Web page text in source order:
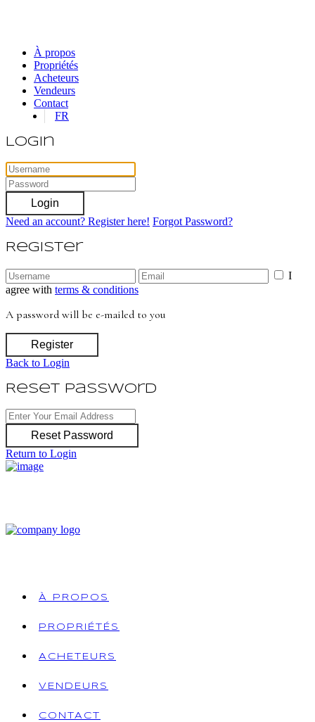
À propos
Propriétés
Acheteurs
Vendeurs
Contact
FR
Login
Login
Need an account? Register here! Forgot Password?
Register
I
agree with terms & conditions
A password will be e-mailed to you
Register
Back to Login
Reset Password
Reset Password
Return to Login
À PROPOS
PROPRIÉTÉS
ACHETEURS
VENDEURS
CONTACT